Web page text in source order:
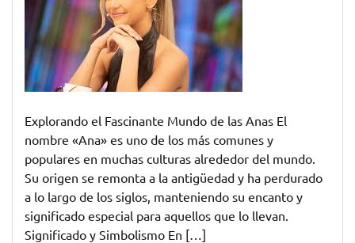
las
Anas:
Belleza,
Significado
y
Legado
Explorando el Fascinante Mundo de las Anas El
nombre «Ana» es uno de los más comunes y
populares en muchas culturas alrededor del mundo.
Su origen se remonta a la antigüedad y ha perdurado
a lo largo de los siglos, manteniendo su encanto y
significado especial para aquellos que lo llevan.
Significado y Simbolismo En […]